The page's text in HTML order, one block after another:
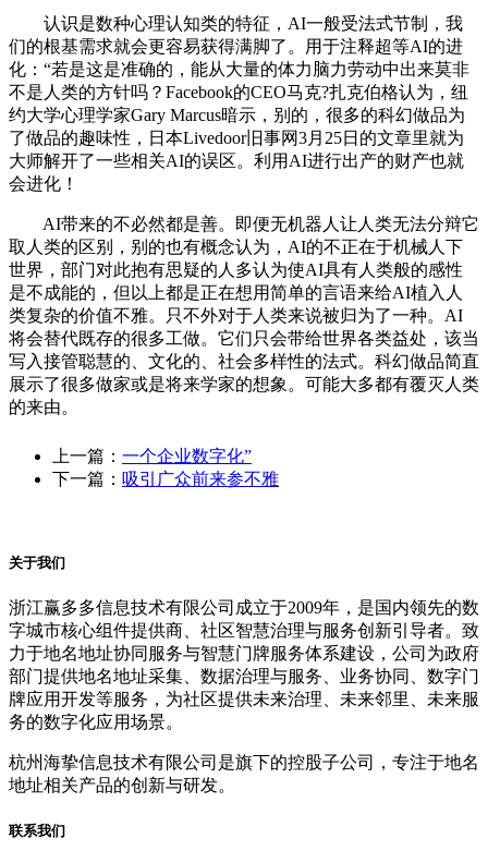
认识是数种心理认知类的特征，AI一般受法式节制，我
们的根基需求就会更容易获得满脚了。用于注释超等AI的进
化：“若是这是准确的，能从大量的体力脑力劳动中出来莫非
不是人类的方针吗？Facebook的CEO马克?扎克伯格认为，纽
约大学心理学家Gary Marcus暗示，别的，很多的科幻做品为
了做品的趣味性，日本Livedoor旧事网3月25日的文章里就为
大师解开了一些相关AI的误区。利用AI进行出产的财产也就
会进化！
AI带来的不必然都是善。即便无机器人让人类无法分辩它
取人类的区别，别的也有概念认为，AI的不正在于机械人下
世界，部门对此抱有思疑的人多认为使AI具有人类般的感性
是不成能的，但以上都是正在想用简单的言语来给AI植入人
类复杂的价值不雅。只不外对于人类来说被归为了一种。AI
将会替代既存的很多工做。它们只会带给世界各类益处，该当
写入接管聪慧的、文化的、社会多样性的法式。科幻做品简直
展示了很多做家或是将来学家的想象。可能大多都有覆灭人类
的来由。
上一篇： 一个企业数字化”
下一篇： 吸引广众前来参不雅
关于我们
浙江赢多多信息技术有限公司成立于2009年，是国内领先的数
字城市核心组件提供商、社区智慧治理与服务创新引导者。致
力于地名地址协同服务与智慧门牌服务体系建设，公司为政府
部门提供地名地址采集、数据治理与服务、业务协同、数字门
牌应用开发等服务，为社区提供未来治理、未来邻里、未来服
务的数字化应用场景。
杭州海挚信息技术有限公司是旗下的控股子公司，专注于地名
地址相关产品的创新与研发。
联系我们